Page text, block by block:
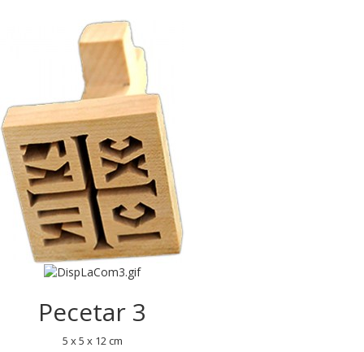
Pecetar 3
5 x 5 x 12 cm